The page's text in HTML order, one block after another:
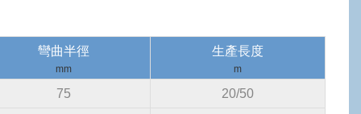
彎曲半徑
mm
生產長度
m
75 20/50